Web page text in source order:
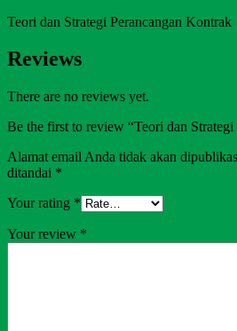
Teori dan Strategi Perancangan Kontrak
Reviews
There are no reviews yet.
Be the first to review “Teori dan
Alamat email Anda tidak akan
ditandai *
Your rating *
Your review *